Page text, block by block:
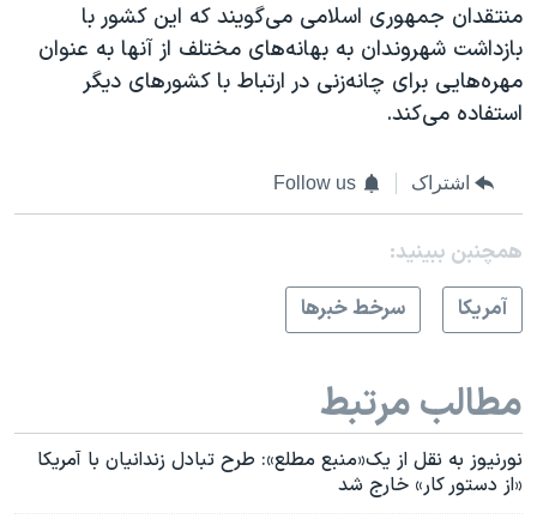
منتقدان جمهوری اسلامی می‌گویند که این کشور با
بازداشت شهروندان به بهانه‌های مختلف از آنها به عنوان
مهره‌‌هایی برای چانه‌زنی در ارتباط با کشورهای دیگر
استفاده می‌کند.
اشتراک Follow us
همچنبن ببینید:
آمريکا
سرخط خبرها
مطالب مرتبط
نورنیوز به نقل از یک«منبع مطلع»: طرح تبادل زندانیان با آمریکا
«از دستور کار» خارج شد